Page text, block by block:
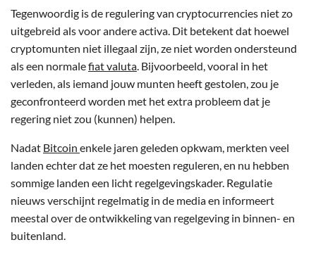
Tegenwoordig is de regulering van cryptocurrencies niet zo
uitgebreid als voor andere activa. Dit betekent dat hoewel
cryptomunten niet illegaal zijn, ze niet worden ondersteund
als een normalefiat valuta. Bijvoorbeeld, vooral in het
verleden, als iemand jouw munten heeft gestolen, zou je
geconfronteerd worden met het extra probleem dat je
regering niet zou (kunnen) helpen.
Nadat Bitcoin enkele jaren geleden opkwam, merkten veel
landen echter dat ze het moesten reguleren, en nu hebben
sommige landen een licht regelgevingskader. Regulatie
nieuws verschijnt regelmatig in de media en informeert
meestal over de ontwikkeling van regelgeving in binnen- en
buitenland.